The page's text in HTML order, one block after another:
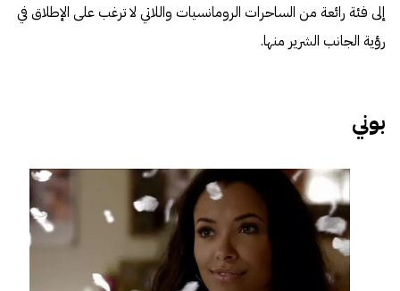
إلى فئة رائعة من الساحرات الرومانسيات واللاتي لا ترغب على الإطلاق في
رؤية الجانب الشرير منها.
بوني